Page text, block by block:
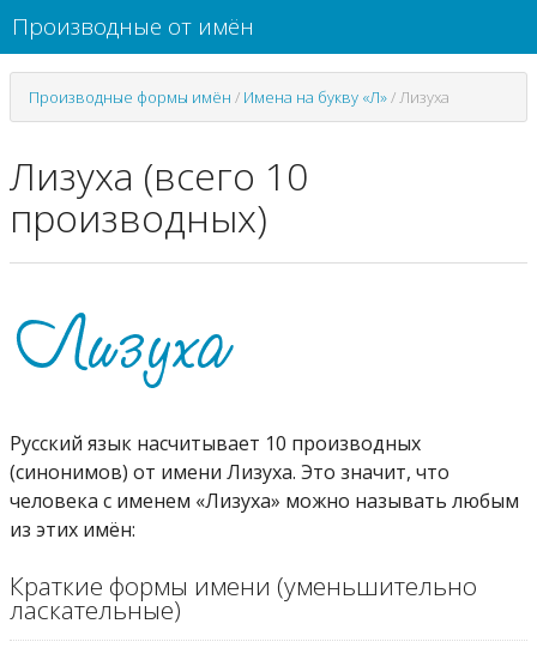
Производные от имён
Производные формы имён / Имена на букву «Л»/Лизуха
Лизуха (всего 10
производных)
Русский язык насчитывает 10 производных
(синонимов) от имени Лизуха. Это значит, что
человека с именем «Лизуха» можно называть любым
из этих имён:
Краткие формы имени (уменьшительно
ласкательные)